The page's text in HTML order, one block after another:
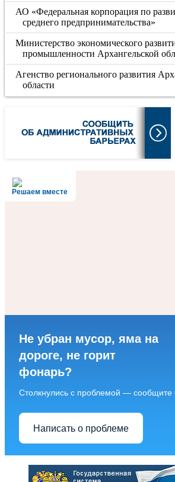
АО «Федеральная корпорация по
среднего предпринимательства»
Министерство экономического
промышленности Архангельской
Агенство регионального развития
области
Решаем вместе
Не убран мусор, яма на
дороге, не горит
фонарь?
Столкнулись с проблемой — сообщите
Написать о проблеме